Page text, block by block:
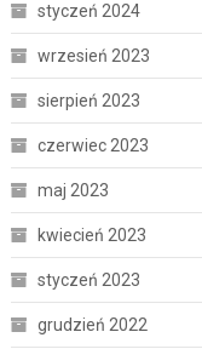
styczeń 2024
wrzesień 2023
sierpień 2023
czerwiec 2023
maj 2023
kwiecień 2023
styczeń 2023
grudzień 2022